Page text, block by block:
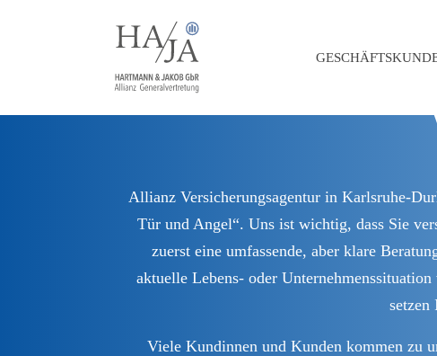
Allianz Versicherungsagentur in Karlsruhe-
Tür und Angel“. Uns ist wichtig, dass Sie
zuerst eine umfassende, aber klare
aktuelle Lebens- oder
setzen
Viele Kundinnen und Kunden kommen zu